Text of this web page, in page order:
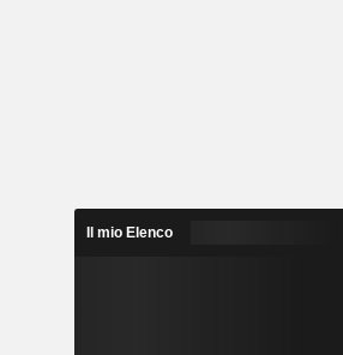
Il mio Elenco